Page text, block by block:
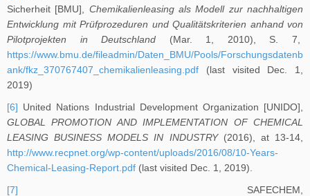
Sicherheit [BMU], Chemikalienleasing als Modell zur nachhaltigen
Entwicklung mit Prüfprozeduren und Qualitätskriterien anhand von
Pilotprojekten in Deutschland (Mar. 1, 2010), S. 7,
https://www.bmu.de/fileadmin/Daten_BMU/Pools/Forschungsdatenb
ank/fkz_370767407_chemikalienleasing.pdf (last visited Dec. 1,
2019)
[6] United Nations Industrial Development Organization [UNIDO],
GLOBAL PROMOTION AND IMPLEMENTATION OF CHEMICAL
LEASING BUSINESS MODELS IN INDUSTRY(2016), at 13-14,
http://www.recpnet.org/wp-content/uploads/2016/08/10-Years-
Chemical-Leasing-Report.pdf (last visited Dec. 1, 2019).
[7] SAFECHEM,